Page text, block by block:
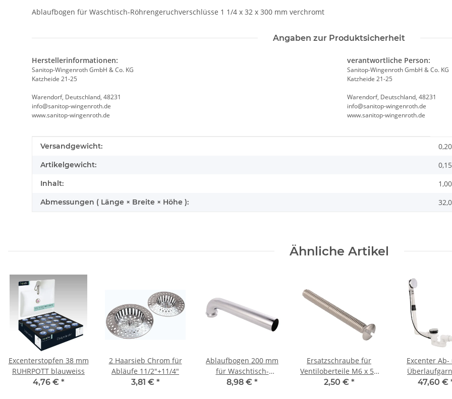
Ablaufbogen für Waschtisch-Röhrengeruchverschlüsse 1 1/4 x 32 x 300 mm verchromt
Angaben zur Produktsicherheit
Herstellerinformationen:
Sanitop-Wingenroth GmbH & Co. KG
Katzheide 21-25
Warendorf, Deutschland, 48231
info@sanitop-wingenroth.de
www.sanitop-wingenroth.de
verantwortliche Person:
Sanitop-Wingenroth GmbH & Co. KG
Katzheide 21-25
Warendorf, Deutschland, 48231
info@sanitop-wingenroth.de
www.sanitop-wingenroth.de
Produkteigenschaft
Wert
Versandgewicht:
Artikelgewicht: 0,15
Inhalt:
Abmessungen ( Länge × Breite × Höhe ):
Ähnliche Artikel
Excenterstopfen 38 mm
RUHRPOTT blauweiss
4,76 € *
2 Haarsieb Chrom für
Abläufe 11/2"+11/4"
3,81 € *
Ablaufbogen 200 mm
für Waschtisch-
Röhrengeruchverschlüsse
8,98 € *
Ersatzschraube für
Ventiloberteile M6 x 55
mm verchromt
2,50 € *
Excenter Ab-
Multiplex
47,60 €